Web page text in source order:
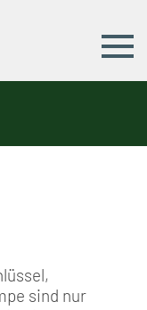
sind nur